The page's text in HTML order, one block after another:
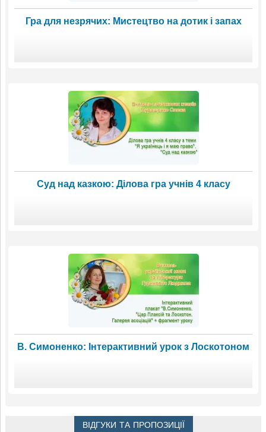
Гра для незрячих: Мистецтво на дотик і запах
Суд над казкою: Ділова гра учнів 4 класу
В. Симоненко: Інтерактивний урок з Лоскотоном
ВІДГУКИ ТА ПРОПОЗИЦІЇ